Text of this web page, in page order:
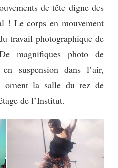
de tête digne des
! Le corps en mouvement
travail photographique de
magnifiques photo de
suspension dans l’air,
ornent la salle du rez de
de l’Institut.